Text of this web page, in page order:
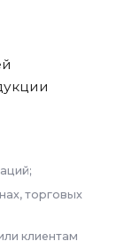
торговых
клиентам